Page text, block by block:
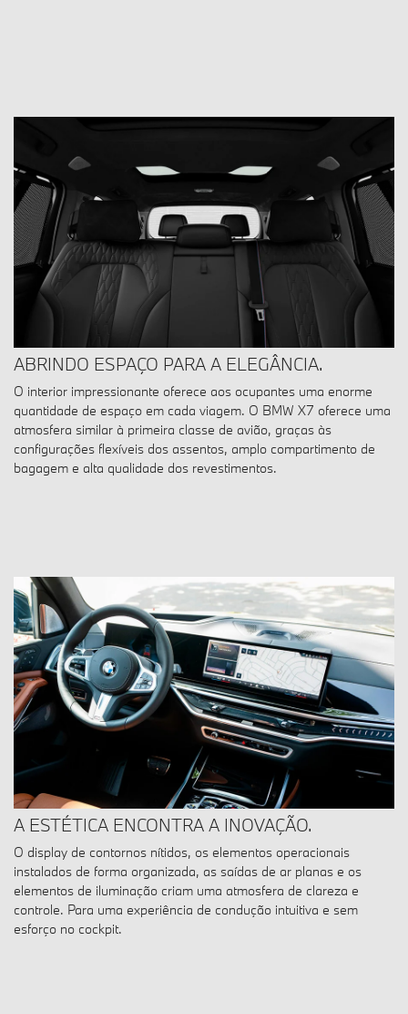
ABRINDO ESPAÇO PARA A ELEGÂNCIA.
O interior impressionante oferece aos ocupantes uma enorme
quantidade de espaço em cada viagem. O BMW X7 oferece uma
atmosfera similar à primeira classe de avião, graças às
configurações flexíveis dos assentos, amplo compartimento de
bagagem e alta qualidade dos revestimentos.
A ESTÉTICA ENCONTRA A INOVAÇÃO.
O display de contornos nítidos, os elementos operacionais
instalados de forma organizada, as saídas de ar planas e os
elementos de iluminação criam uma atmosfera de clareza e
controle. Para uma experiência de condução intuitiva e sem
esforço no cockpit.